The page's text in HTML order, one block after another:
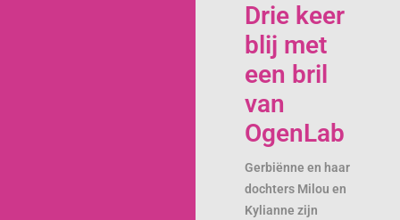
Drie keer
blij met
een bril
van
OgenLab
Gerbiënne en haar
dochters Milou en
Kylianne zijn